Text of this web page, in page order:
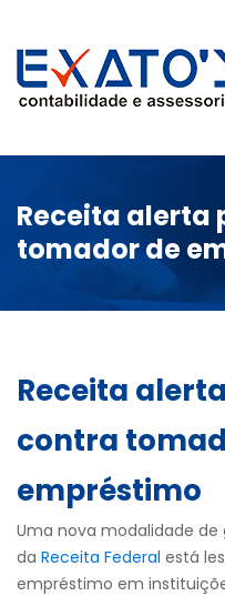
Receita alerta
tomador de
Receita
contra
empréstimo
Uma nova modalidade
da Receita Federal está
empréstimo em